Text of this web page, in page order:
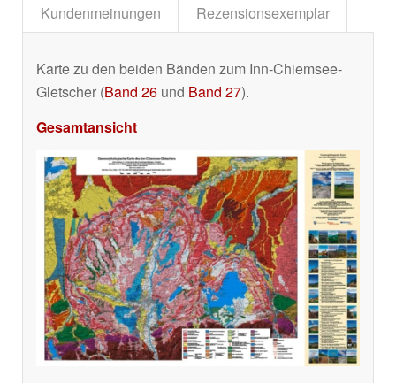
Kundenmeinungen
Rezensionsexemplar
Karte zu den beiden Bänden zum Inn-Chiemsee-
Gletscher (Band 26 und Band 27).
Gesamtansicht